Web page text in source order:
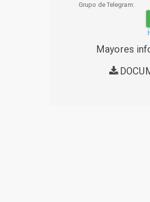
Grupo de Telegram:
Mayores